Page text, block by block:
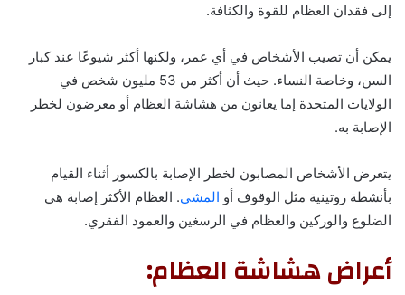
إلى فقدان العظام للقوة والكثافة.
يمكن أن تصيب الأشخاص في أي عمر، ولكنها أكثر شيوعًا عند كبار
السن، وخاصة النساء. حيث أن أكثر من 53 مليون شخص في
الولايات المتحدة إما يعانون من هشاشة العظام أو معرضون لخطر
الإصابة به.
يتعرض الأشخاص المصابون لخطر الإصابة بالكسور أثناء القيام
بأنشطة روتينية مثل الوقوف أو المشي. العظام الأكثر إصابة هي
الضلوع والوركين والعظام في الرسغين والعمود الفقري.
أعراض هشاشة العظام: